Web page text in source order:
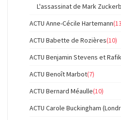
L'assassinat de Mark
ACTU Anne-Cécile Hartemann
ACTU Babette de Rozières(10)
ACTU Benjamin Stevens et
ACTU Benoît Marbot(7)
ACTU Bernard Méaulle(10)
ACTU Carole Buckingham